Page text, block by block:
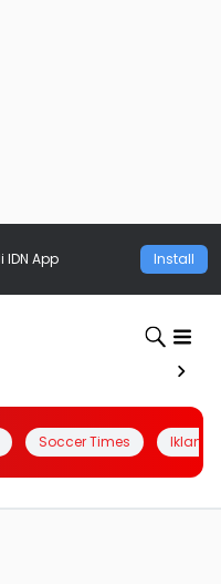
App Install
Soccer Times Iklanin